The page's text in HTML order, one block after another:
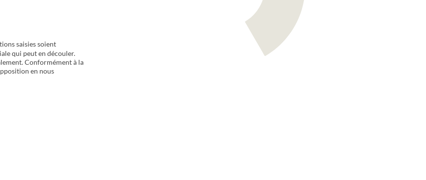
saisies soient
qui peut en découler.
Conformément à la
en nous